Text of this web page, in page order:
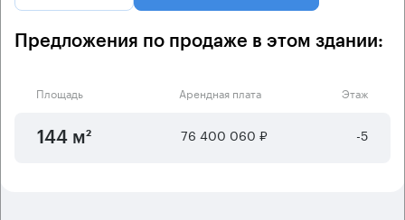
Предложения по продаже в этом здании:
Площадь Арендная плата Этаж
144 м² 76 400 060 ₽ -5